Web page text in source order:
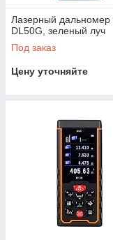
Лазерный дальномер
DL50G, зеленый луч
Под заказ
Цену уточняйте